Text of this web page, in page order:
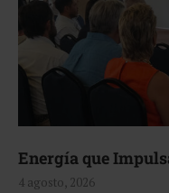
Energía que
4 agosto, 2026